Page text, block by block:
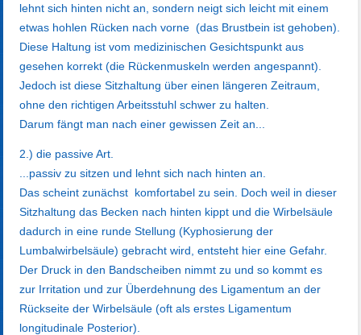
lehnt sich hinten nicht an, sondern neigt sich leicht mit einem
etwas hohlen Rücken nach vorne (das Brustbein ist gehoben).
Diese Haltung ist vom medizinischen Gesichtspunkt aus
gesehen korrekt (die Rückenmuskeln werden angespannt).
Jedoch ist diese Sitzhaltung über einen längeren Zeitraum,
ohne den richtigen Arbeitsstuhl schwer zu halten.
Darum fängt man nach einer gewissen Zeit an...
2.) die passive Art.
...passiv zu sitzen und lehnt sich nach hinten an.
Das scheint zunächst komfortabel zu sein. Doch weil in dieser
Sitzhaltung das Becken nach hinten kippt und die Wirbelsäule
dadurch in eine runde Stellung (Kyphosierung der
Lumbalwirbelsäule) gebracht wird, entsteht hier eine Gefahr.
Der Druck in den Bandscheiben nimmt zu und so kommt es
zur Irritation und zur Überdehnung des Ligamentum an der
Rückseite der Wirbelsäule (oft als erstes Ligamentum
longitudinale Posterior).